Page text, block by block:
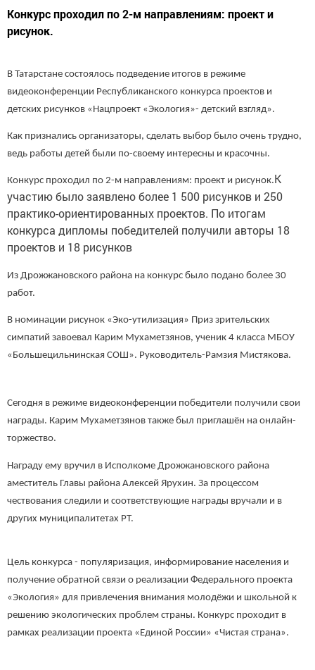
Конкурс проходил по 2-м направлениям: проект и
рисунок.
В Татарстане состоялось подведение итогов в режиме
видеоконференции Республиканского конкурса проектов и
детских рисунков «Нацпроект «Экология»- детский взгляд».
Как признались организаторы, сделать выбор было очень трудно,
ведь работы детей были по-своему интересны и красочны.
Конкурс проходил по 2-м направлениям: проект и рисунок.К
участию было заявлено более 1 500 рисунков и 250
практико-ориентированных проектов. По итогам
конкурса дипломы победителей получили авторы 18
проектов и 18 рисунков
Из Дрожжановского района на конкурс было подано более 30
работ.
В номинации рисунок «Эко-утилизация» Приз зрительских
симпатий завоевал Карим Мухаметзянов, ученик 4 класса МБОУ
«Большецильнинская СОШ». Руководитель-Рамзия Мистякова.
Сегодня в режиме видеоконференции победители получили свои
награды. Карим Мухаметзянов также был приглашён на онлайн-
торжество.
Награду ему вручил в Исполкоме Дрожжановского района
аместитель Главы района Алексей Ярухин. За процессом
чествования следили и соответствующие награды вручали и в
других муниципалитетах РТ.
Цель конкурса - популяризация, информирование населения и
получение обратной связи о реализации Федерального проекта
«Экология» для привлечения внимания молодёжи и школьной к
решению экологических проблем страны. Конкурс проходит в
рамках реализации проекта «Единой России» «Чистая страна».